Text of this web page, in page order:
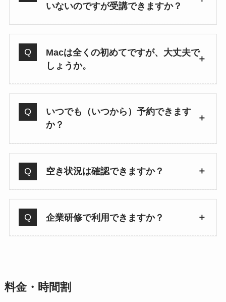
いないのですが受講できますか？
Macは全くの初めてですが、大丈夫で
しょうか。
いつでも（いつから）予約できます
か？
空き状況は確認できますか？
企業研修で利用できますか？
料金・時間割